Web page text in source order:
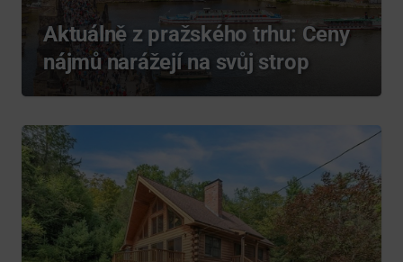
Aktuálně z pražského trhu: Ceny
nájmů narážejí na svůj strop